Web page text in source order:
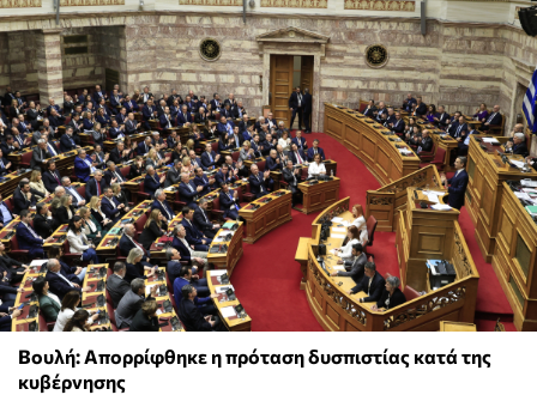
Βουλή: Απορρίφθηκε η πρόταση δυσπιστίας κατά της
κυβέρνησης